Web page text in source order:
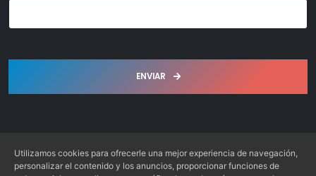
ENVIAR
Utilizamos cookies para ofrecerle una mejor experiencia de navegación,
personalizar el contenido y los anuncios, proporcionar funciones de